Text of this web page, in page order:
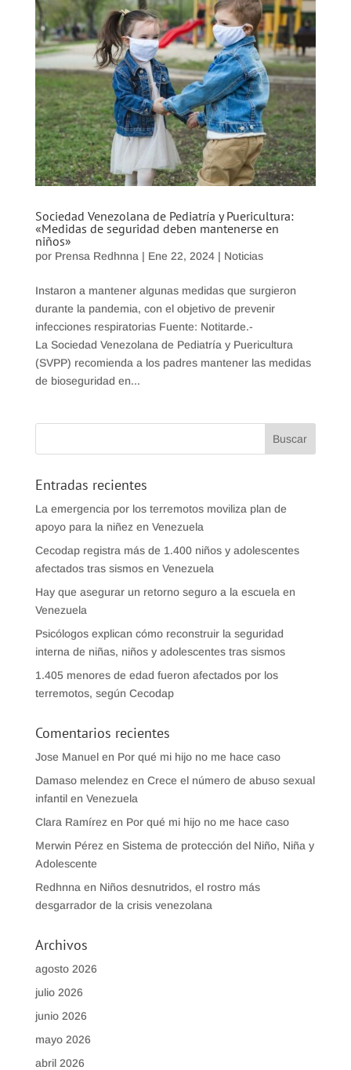
Sociedad Venezolana de Pediatría y Puericultura:
«Medidas de seguridad deben mantenerse en
niños»
por Prensa Redhnna | Ene 22, 2024| Noticias
Instaron a mantener algunas medidas que surgieron
durante la pandemia, con el objetivo de prevenir
infecciones respiratorias Fuente: Notitarde.-
La Sociedad Venezolana de Pediatría y Puericultura
(SVPP) recomienda a los padres mantener las medidas
de bioseguridad en...
Entradas recientes
La emergencia por los terremotos moviliza plan de
apoyo para la niñez en Venezuela
Cecodap registra más de 1.400 niños y adolescentes
afectados tras sismos en Venezuela
Hay que asegurar un retorno seguro a la escuela en
Venezuela
Psicólogos explican cómo reconstruir la seguridad
interna de niñas, niños y adolescentes tras sismos
1.405 menores de edad fueron afectados por los
terremotos, según Cecodap
Comentarios recientes
Jose Manuelen Por qué mi hijo no me hace caso
Damaso melendez en Crece el número de abuso sexual
infantil en Venezuela
Clara Ramírez en Por qué mi hijo no me hace caso
Merwin Pérez en Sistema de protección del Niño, Niña y
Adolescente
Redhnna en Niños desnutridos, el rostro más
desgarrador de la crisis venezolana
Archivos
agosto 2026
julio 2026
junio 2026
mayo 2026
abril 2026